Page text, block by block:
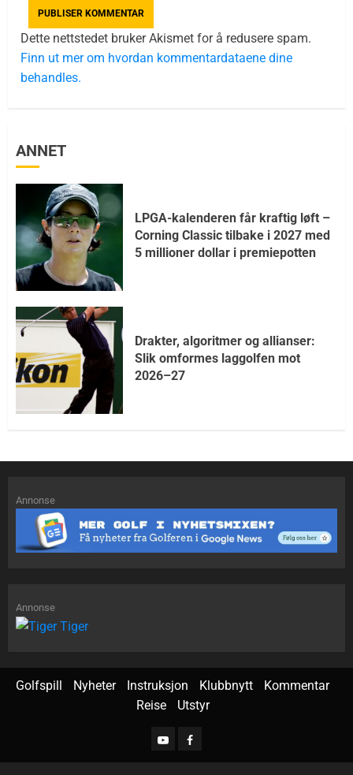
Dette nettstedet bruker Akismet for å redusere spam.
Finn ut mer om hvordan kommentardataene dine
behandles.
ANNET
LPGA-kalenderen får kraftig løft –
Corning Classic tilbake i 2027 med
5 millioner dollar i premiepotten
Drakter, algoritmer og allianser:
Slik omformes laggolfen mot
2026–27
Annonse
Annonse
Golfspill Nyheter Instruksjon Klubbnytt
Kommentar
Reise
Utstyr